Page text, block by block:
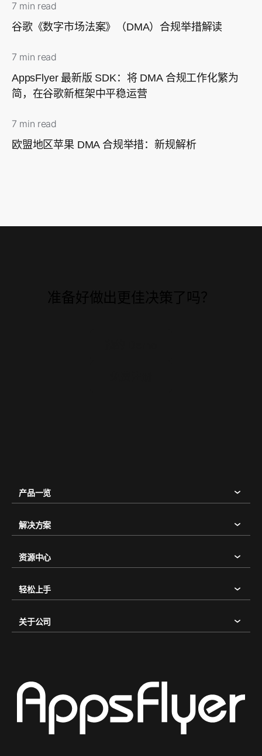
7 min read
谷歌《数字市场法案》（DMA）合规举措解读
7 min read
AppsFlyer 最新版 SDK：将 DMA 合规工作化繁为
简，在谷歌新框架中平稳运营
7 min read
欧盟地区苹果 DMA 合规举措：新规解析
产品一览
解决方案
资源中心
轻松上手
关于公司